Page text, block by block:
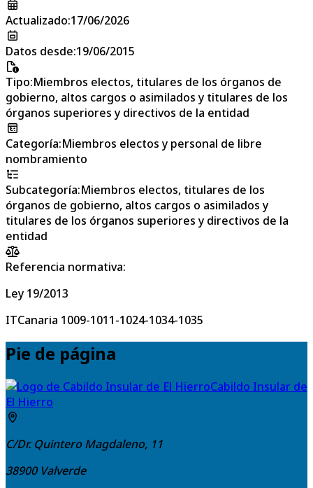
Actualizado:17/06/2026
Datos desde:19/06/2015
Tipo:Miembros electos, titulares de los órganos de
gobierno, altos cargos o asimilados y titulares de los
órganos superiores y directivos de la entidad
Categoría:Miembros electos y personal de libre
nombramiento
Subcategoría:Miembros electos, titulares de los
órganos de gobierno, altos cargos o asimilados y
titulares de los órganos superiores y directivos de la
entidad
Referencia normativa:
Ley 19/2013
ITCanaria 1009-1011-1024-1034-1035
Pie de página
Cabildo Insular de
El Hierro
C/Dr. Quintero Magdaleno, 11
38900 Valverde